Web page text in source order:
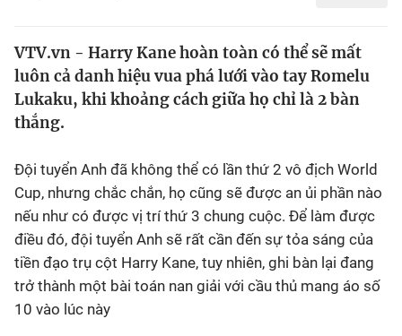
Sự kiện
Thể thao Điện tử
Các môn khác
VIDEO
VTV.vn - Harry Kane hoàn toàn có thể sẽ mất
luôn cả danh hiệu vua phá lưới vào tay Romelu
Lukaku, khi khoảng cách giữa họ chỉ là 2 bàn
thắng.
Đội tuyển Anh đã không thể có lần thứ 2 vô địch World
Cup, nhưng chắc chắn, họ cũng sẽ được an ủi phần nào
nếu như có được vị trí thứ 3 chung cuộc. Để làm được
điều đó, đội tuyển Anh sẽ rất cần đến sự tỏa sáng của
tiền đạo trụ cột Harry Kane, tuy nhiên, ghi bàn lại đang
trở thành một bài toán nan giải với cầu thủ mang áo số
10 vào lúc này